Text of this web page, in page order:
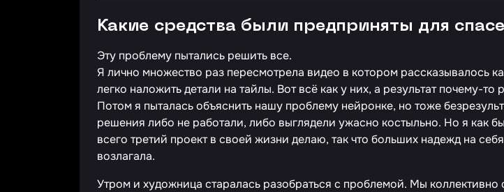
Какие средства были предприняты для
Эту проблему пытались решить все.
Я лично множество раз пересмотрела видео в котором рассказывалось
легко наложить детали на тайлы. Вот всё как у них, а результат почему-то
Потом я пыталась объяснить нашу проблему нейронке, но тоже
решения либо не работали, либо выглядели ужасно костыльно. Но я как
всего третий проект в своей жизни делаю, так что больших надежд на
возлагала.
Утром и художница старалась разобраться с проблемой. Мы коллективно